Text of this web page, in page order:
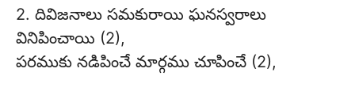
2. దివిజనాలు సమకురాయి ఘనస్వరాలు
వినిపించాయి (2),
పరముకు నడిపించే మార్గము చూపించే (2),